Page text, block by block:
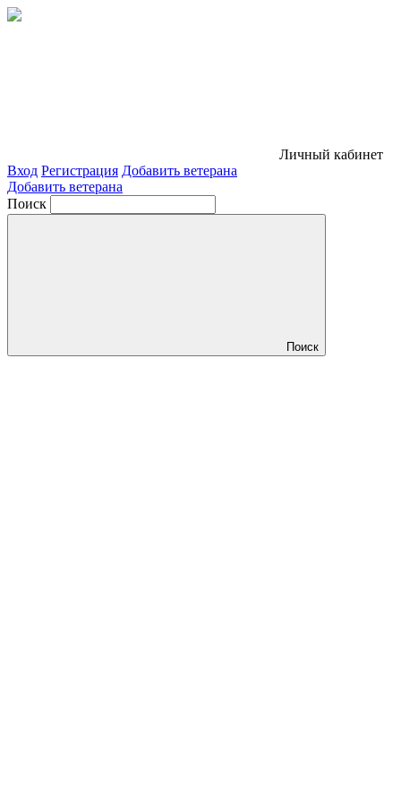
Личный кабинет
Вход Регистрация Добавить ветерана
Добавить ветерана
Поиск
Поиск